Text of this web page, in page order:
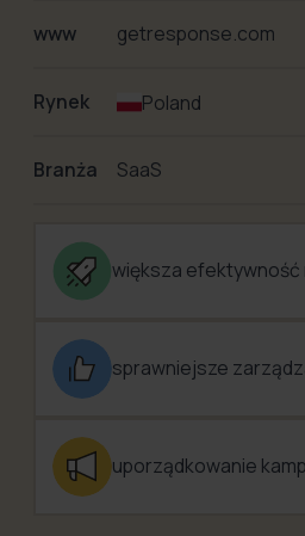
www getresponse.com
Rynek Poland
Branża SaaS
większa
sprawniejsze
uporządkowanie